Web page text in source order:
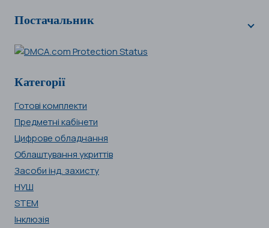
Постачальник
Категорії
Готові комплекти
Предметні кабінети
Цифрове обладнання
Облаштування укриттів
Засоби інд. захисту
НУШ
STEM
Інклюзія